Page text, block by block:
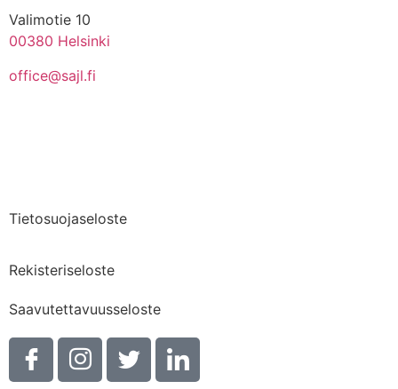
Valimotie 10
00380 Helsinki
office@sajl.fi
Tietosuojaseloste
Rekisteriseloste
Saavutettavuusseloste